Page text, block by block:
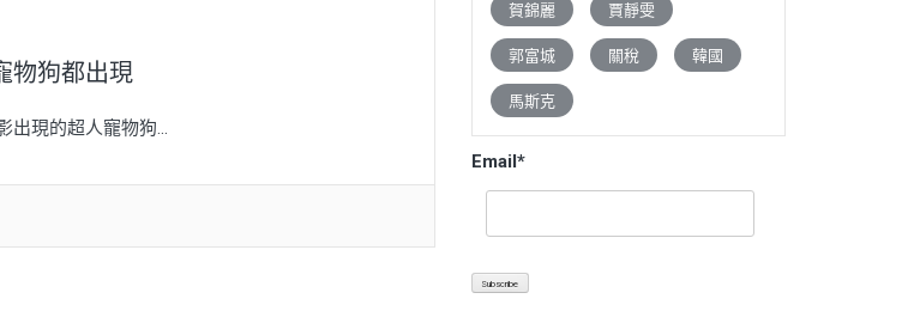
物狗都出現
出現的超人寵物狗...
賀錦麗 賈靜雯
郭富城 關稅 韓國
馬斯克
Email*